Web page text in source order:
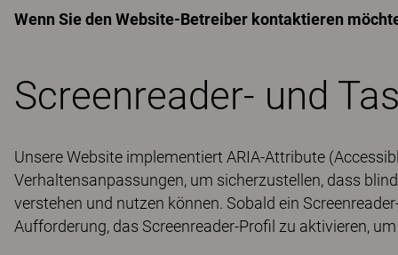
Wenn Sie den Website-Betreiber kontaktieren
Screenreader- und
Unsere Website implementiert ARIA-Attribute
Verhaltensanpassungen, um sicherzustellen, dass
verstehen und nutzen können. Sobald ein
Aufforderung, das Screenreader-Profil zu aktivieren,